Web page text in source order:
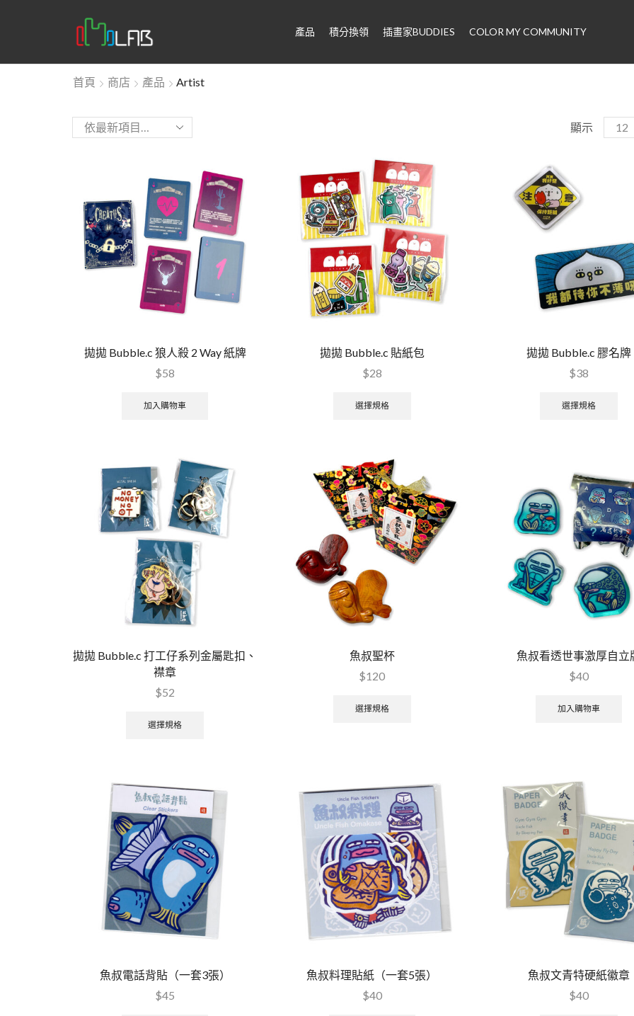
產品 積分換領 插畫家BUDDIES COLOR MY COMMUNITY
首頁 商店 產品 Artist
顯示
拋拋 Bubble.c 狼人殺 2 Way 紙牌
$58
加入購物車
拋拋 Bubble.c 貼紙包
$28
選擇規格
拋拋 Bubble.c 膠名牌
$38
選擇規格
拋拋 Bubble.c 打工仔系列金屬匙扣、
襟章
$52
選擇規格
魚叔聖杯
$120
選擇規格
魚叔看透世事激厚自立
$40
加入購物車
魚叔電話背貼（一套3張）
$45
魚叔料理貼紙（一套5張）
$40
魚叔文青特硬紙徽章
$40